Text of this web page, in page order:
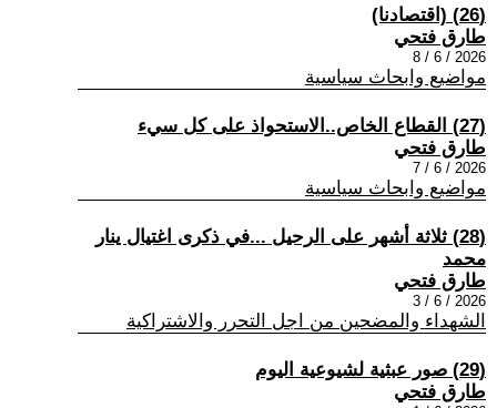
(26) (اقتصادنا)
طارق فتحي
2026 / 6 / 8
مواضيع وابحاث سياسية
(27) القطاع الخاص..الاستحواذ على كل سيء
طارق فتحي
2026 / 6 / 7
مواضيع وابحاث سياسية
(28) ثلاثة أشهر على الرحيل ...في ذكرى اغتيال ينار
محمد
طارق فتحي
2026 / 6 / 3
الشهداء والمضحين من اجل التحرر والاشتراكية
(29) صور عبثية لشيوعية اليوم
طارق فتحي